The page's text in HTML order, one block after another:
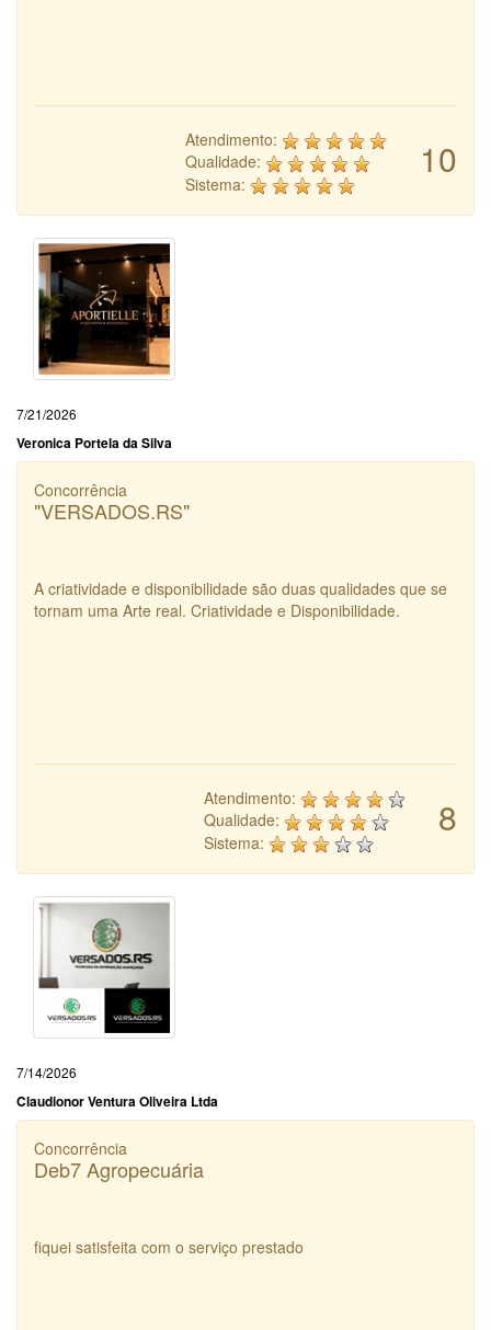
10
Atendimento:
Qualidade:
Sistema:
7/21/2026
Veronica Portela da Silva
Concorrência
"VERSADOS.RS"
A criatividade e disponibilidade são duas qualidades que se
tornam uma Arte real. Criatividade e Disponibilidade.
8
Atendimento:
Qualidade:
Sistema:
7/14/2026
Claudionor Ventura Oliveira Ltda
Concorrência
Deb7 Agropecuária
fiquei satisfeita com o serviço prestado